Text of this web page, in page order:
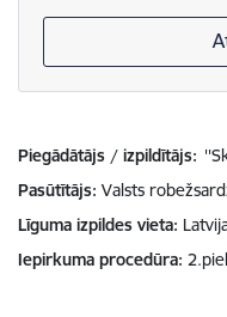
Piegādātājs / izpildītājs:
Pasūtītājs Valsts
Līguma izpildes vieta
Iepirkuma procedūra